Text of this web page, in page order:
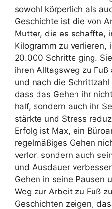
sowohl körperlich als
Geschichte ist die von
Mutter, die es schaffte,
Kilogramm zu verlieren,
20.000 Schritte ging.
ihren Alltagsweg zu
und nach die
dass das Gehen ihr
half, sondern auch ihr
stärkte und Stress
Erfolg ist Max, ein
regelmäßiges Gehen
verlor, sondern auch
und Ausdauer
Gehen in seine Pausen
Weg zur Arbeit zu Fuß
Geschichten zeigen,